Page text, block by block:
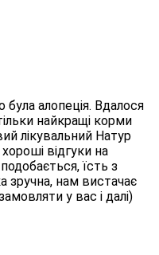
алопеція. Вдалося
найкращі корми
лікувальний Натур
відгуки на
їсть з
зручна, нам вистачає
у вас і далі)